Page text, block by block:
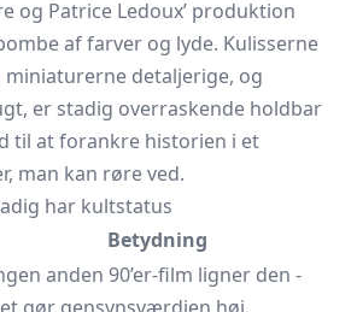
og Patrice Ledoux’ produktion
af farver og lyde. Kulisserne
miniaturerne detaljerige, og
er stadig overraskende holdbar
til at forankre historien i et
man kan røre ved.
har kultstatus
Betydning
anden 90’er-film ligner den -